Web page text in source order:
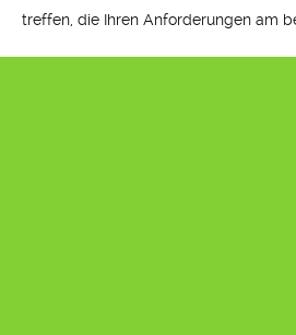
treffen, die Ihren Anforderungen am